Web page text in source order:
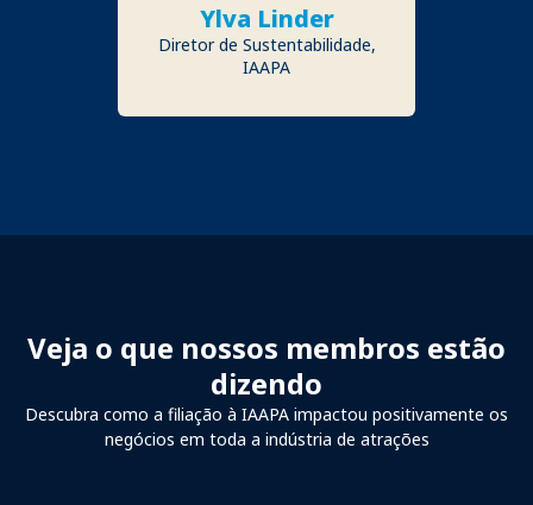
Ylva Linder
Diretor de Sustentabilidade,
IAAPA
Veja o que nossos membros estão
dizendo
Descubra como a filiação à IAAPA impactou positivamente os
negócios em toda a indústria de atrações